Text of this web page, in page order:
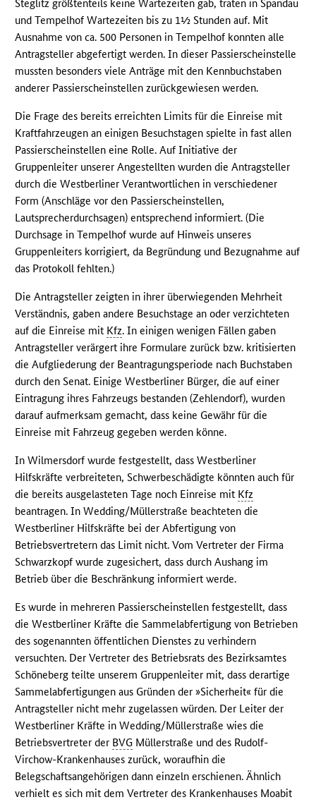
Steglitz größtenteils keine Wartezeiten gab, traten in Spandau
und Tempelhof Wartezeiten bis zu 1½ Stunden auf. Mit
Ausnahme von ca. 500 Personen in Tempelhof konnten alle
Antragsteller abgefertigt werden. In dieser Passierscheinstelle
mussten besonders viele Anträge mit den Kennbuchstaben
anderer Passierscheinstellen zurückgewiesen werden.
Die Frage des bereits erreichten Limits für die Einreise mit
Kraftfahrzeugen an einigen Besuchstagen spielte in fast allen
Passierscheinstellen eine Rolle. Auf Initiative der
Gruppenleiter unserer Angestellten wurden die Antragsteller
durch die Westberliner Verantwortlichen in verschiedener
Form (Anschläge vor den Passierscheinstellen,
Lautsprecherdurchsagen) entsprechend informiert. (Die
Durchsage in Tempelhof wurde auf Hinweis unseres
Gruppenleiters korrigiert, da Begründung und Bezugnahme auf
das Protokoll fehlten.)
Die Antragsteller zeigten in ihrer überwiegenden Mehrheit
Verständnis, gaben andere Besuchstage an oder verzichteten
auf die Einreise mit Kfz. In einigen wenigen Fällen gaben
Antragsteller verärgert ihre Formulare zurück bzw. kritisierten
die Aufgliederung der Beantragungsperiode nach Buchstaben
durch den Senat. Einige Westberliner Bürger, die auf einer
Eintragung ihres Fahrzeugs bestanden (Zehlendorf), wurden
darauf aufmerksam gemacht, dass keine Gewähr für die
Einreise mit Fahrzeug gegeben werden könne.
In Wilmersdorf wurde festgestellt, dass Westberliner
Hilfskräfte verbreiteten, Schwerbeschädigte könnten auch für
die bereits ausgelasteten Tage noch Einreise mit Kfz
beantragen. In Wedding/Müllerstraße beachteten die
Westberliner Hilfskräfte bei der Abfertigung von
Betriebsvertretern das Limit nicht. Vom Vertreter der Firma
Schwarzkopf wurde zugesichert, dass durch Aushang im
Betrieb über die Beschränkung informiert werde.
Es wurde in mehreren Passierscheinstellen festgestellt, dass
die Westberliner Kräfte die Sammelabfertigung von Betrieben
des sogenannten öffentlichen Dienstes zu verhindern
versuchten. Der Vertreter des Betriebsrats des Bezirksamtes
Schöneberg teilte unserem Gruppenleiter mit, dass derartige
Sammelabfertigungen aus Gründen der »Sicherheit« für die
Antragsteller nicht mehr zugelassen würden. Der Leiter der
Westberliner Kräfte in Wedding/Müllerstraße wies die
Betriebsvertreter der BVG Müllerstraße und des Rudolf-
Virchow-Krankenhauses zurück, woraufhin die
Belegschaftsangehörigen dann einzeln erschienen. Ähnlich
verhielt es sich mit dem Vertreter des Krankenhauses Moabit